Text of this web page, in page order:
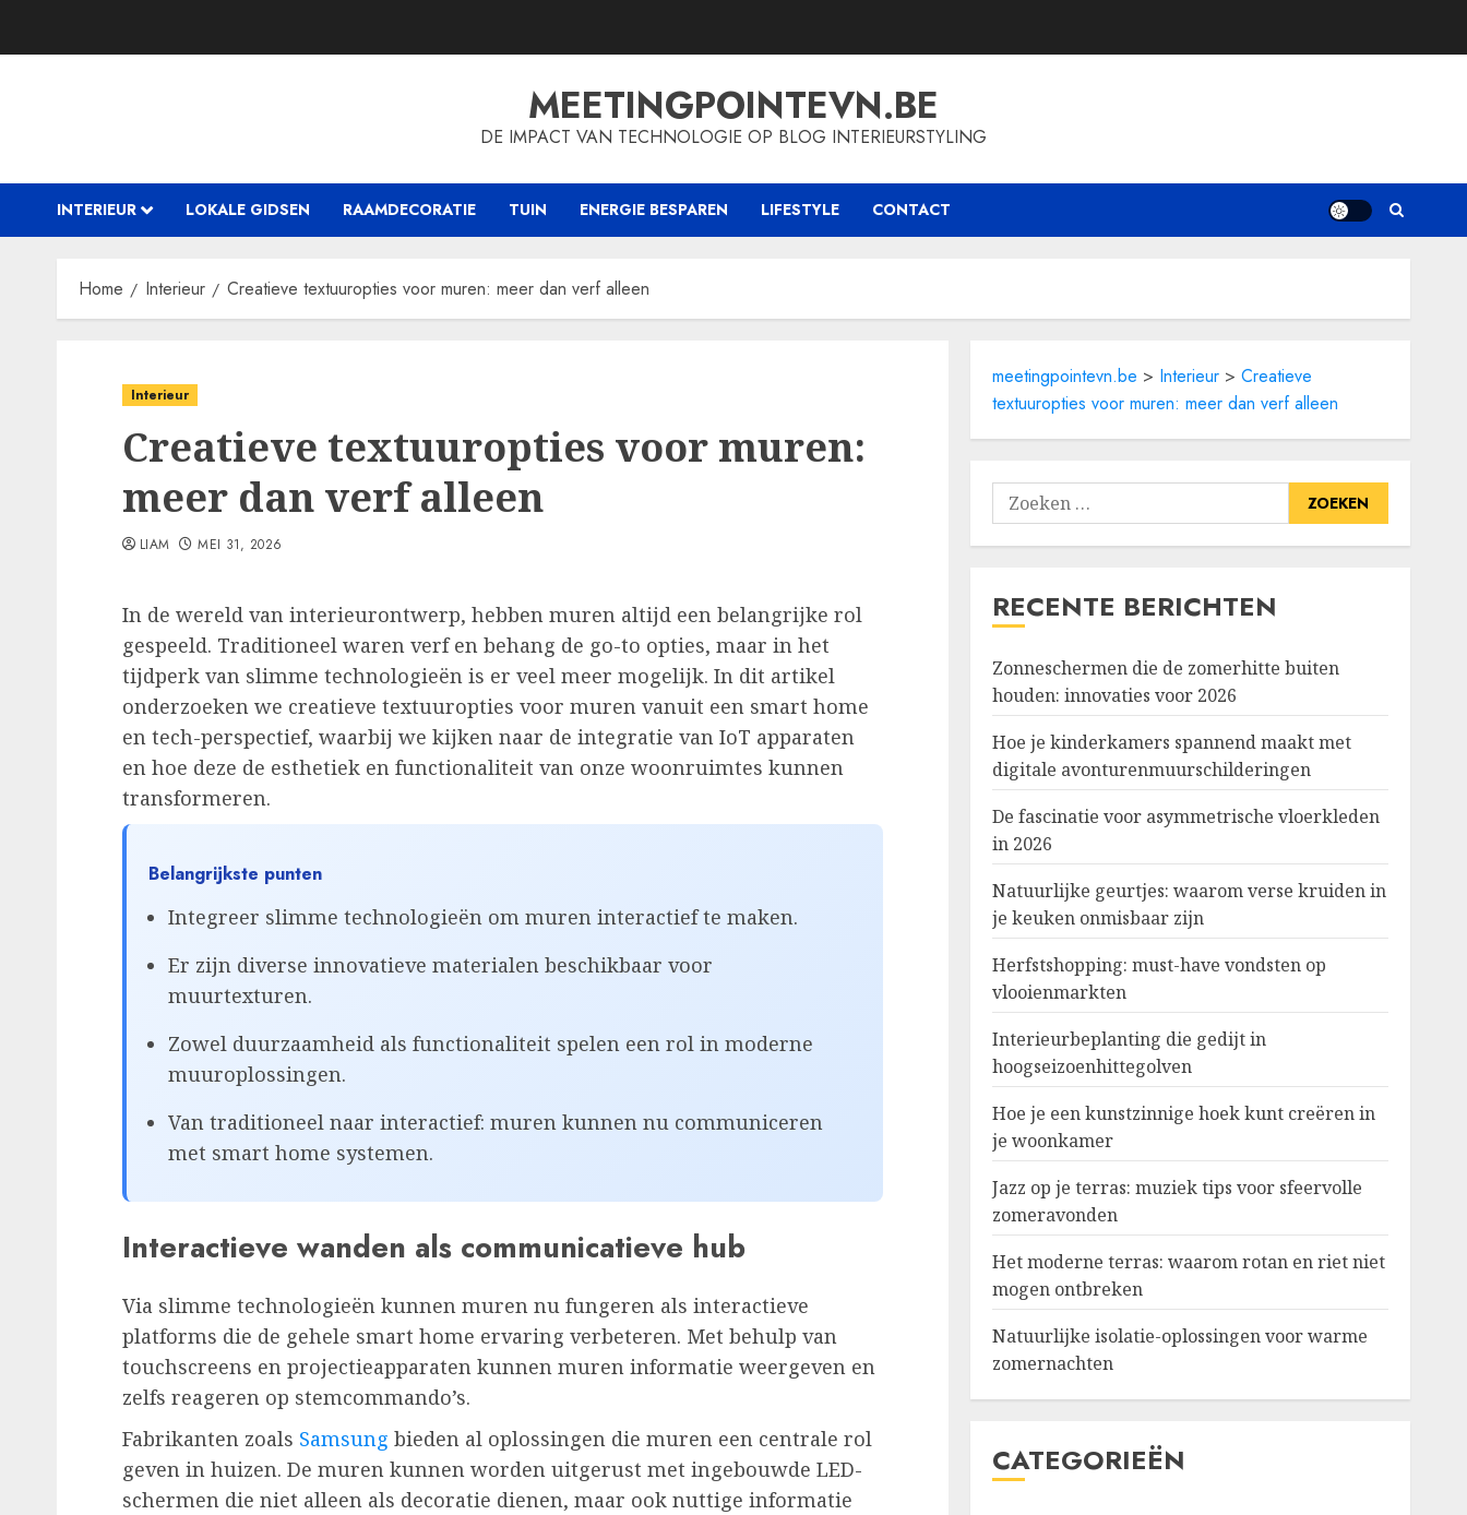
MEETINGPOINTEVN.BE
DE IMPACT VAN TECHNOLOGIE OP BLOG INTERIEURSTYLING
INTERIEUR LOKALE GIDSEN RAAMDECORATIE TUIN ENERGIE BESPAREN LIFESTYLE CONTACT
Home Interieur Creatieve textuuropties voor muren: meer dan verf alleen
Interieur
Creatieve textuuropties voor muren:
meer dan verf alleen
LIAM MEI 31, 2026
In de wereld van interieurontwerp, hebben muren altijd een belangrijke rol
gespeeld. Traditioneel waren verf en behang de go-to opties, maar in het
tijdperk van slimme technologieën is er veel meer mogelijk. In dit artikel
onderzoeken we creatieve textuuropties voor muren vanuit een smart home
en tech-perspectief, waarbij we kijken naar de integratie van IoT apparaten
en hoe deze de esthetiek en functionaliteit van onze woonruimtes kunnen
transformeren.
Belangrijkste punten
Integreer slimme technologieën om muren interactief te maken.
Er zijn diverse innovatieve materialen beschikbaar voor
muurtexturen.
Zowel duurzaamheid als functionaliteit spelen een rol in moderne
muuroplossingen.
Van traditioneel naar interactief: muren kunnen nu communiceren
met smart home systemen.
Interactieve wanden als communicatieve hub
Via slimme technologieën kunnen muren nu fungeren als interactieve
platforms die de gehele smart home ervaring verbeteren. Met behulp van
touchscreens en projectieapparaten kunnen muren informatie weergeven en
zelfs reageren op stemcommando’s.
Fabrikanten zoals Samsung bieden al oplossingen die muren een centrale rol
geven in huizen. De muren kunnen worden uitgerust met ingebouwde LED-
schermen die niet alleen als decoratie dienen, maar ook nuttige informatie
meetingpointevn.be > Interieur> Creatieve
textuuropties voor muren: meer dan verf alleen
Zoeken
naar:
RECENTE BERICHTEN
Zonneschermen die de zomerhitte buiten
houden: innovaties voor 2026
Hoe je kinderkamers spannend maakt met
digitale avonturenmuurschilderingen
De fascinatie voor asymmetrische vloerkleden
in 2026
Natuurlijke geurtjes: waarom verse kruiden in
je keuken onmisbaar zijn
Herfstshopping: must-have vondsten op
vlooienmarkten
Interieurbeplanting die gedijt in
hoogseizoenhittegolven
Hoe je een kunstzinnige hoek kunt creëren in
je woonkamer
Jazz op je terras: muziek tips voor sfeervolle
zomeravonden
Het moderne terras: waarom rotan en riet niet
mogen ontbreken
Natuurlijke isolatie-oplossingen voor warme
zomernachten
CATEGORIEËN